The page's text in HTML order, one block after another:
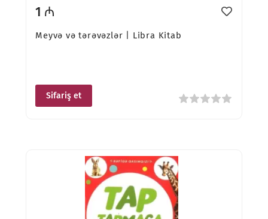
1 ₼
Meyvə və tərəvəzlər | Libra Kitab
Sifariş et